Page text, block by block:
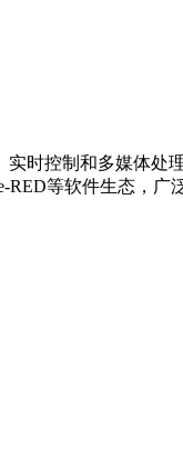
时控制和多媒体处
RED等软件生态，广